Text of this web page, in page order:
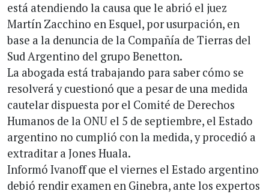
está atendiendo la causa que le abrió el juez
Martín Zacchino en Esquel, por usurpación, en
base a la denuncia de la Compañía de Tierras del
Sud Argentino del grupo Benetton.
La abogada está trabajando para saber cómo se
resolverá y cuestionó que a pesar de una medida
cautelar dispuesta por el Comité de Derechos
Humanos de la ONU el 5 de septiembre, el Estado
argentino no cumplió con la medida, y procedió a
extraditar a Jones Huala.
Informó Ivanoff que el viernes el Estado argentino
debió rendir examen en Ginebra, ante los expertos